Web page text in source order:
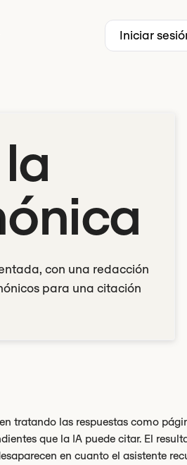
Iniciar
con una redacción
para una citación
tratando las respuestas como
que la IA puede citar. El
en cuanto el asistente